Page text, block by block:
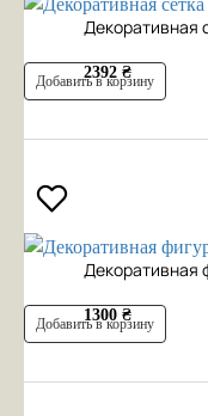
Декоративная
2392 ₴
Добавить в корзину
Декоративная
1300 ₴
Добавить в корзину